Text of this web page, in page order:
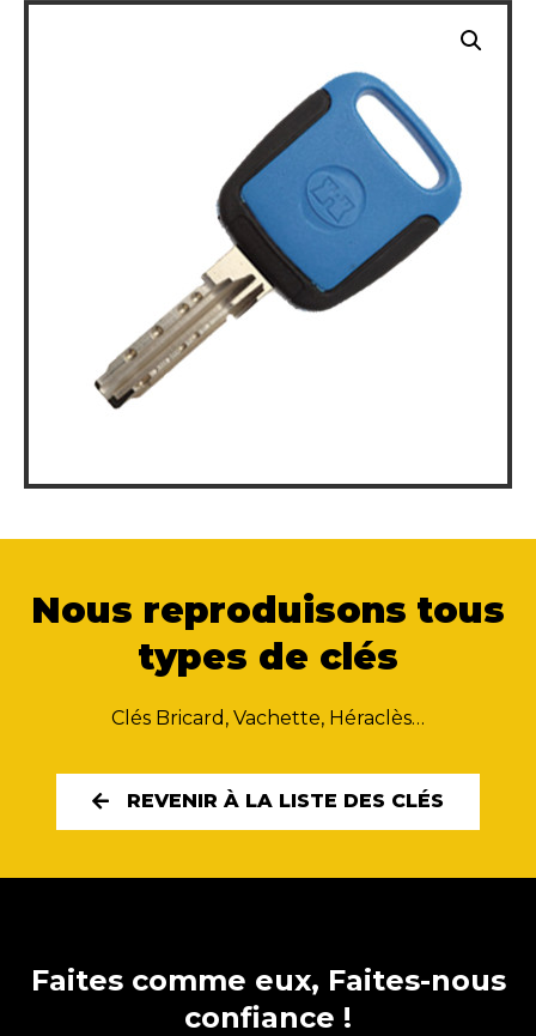
Nous reproduisons tous
types de clés
Clés Bricard, Vachette, Héraclès…
REVENIR À LA LISTE DES CLÉS
Faites comme eux, Faites-nous
confiance !